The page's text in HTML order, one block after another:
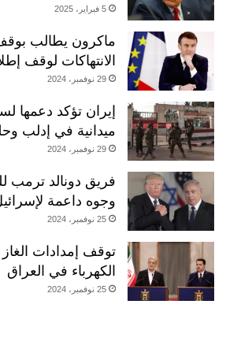
5 فبراير، 2025
ماكرون يطالب
الانتهاكات لوقف
29 نوفمبر، 2024
إيران تؤكد دعمها
ميدانية في إدلب
29 نوفمبر، 2024
فريق دونالد
وجوه داعمة
25 نوفمبر، 2024
توقف إمدادات الغاز
الكهرباء في العراق
25 نوفمبر، 2024